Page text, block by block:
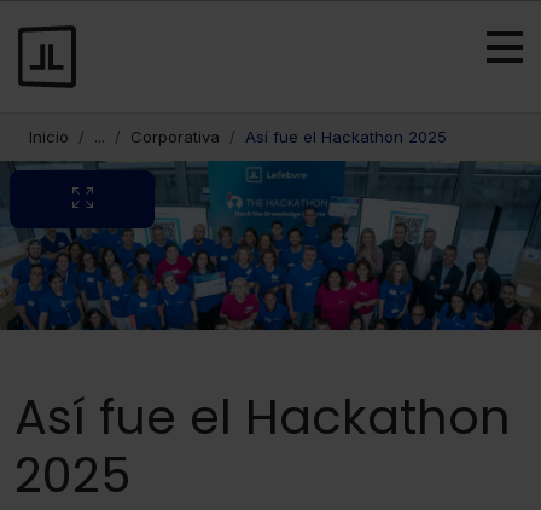
Inicio ... Corporativa Así fue el Hackathon 2025
Así fue el Hackathon
2025